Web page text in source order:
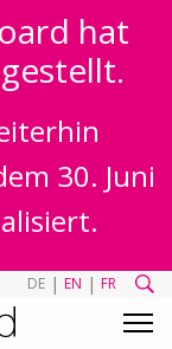
hat
30. Juni
DE | EN | FR